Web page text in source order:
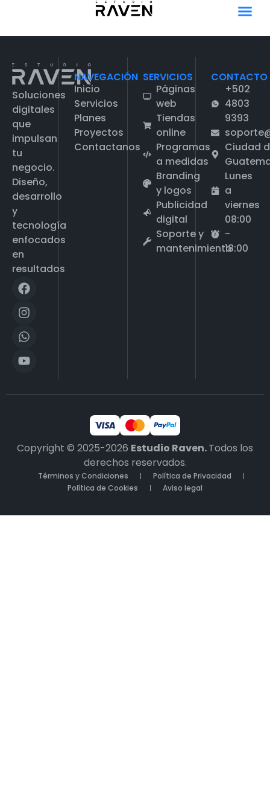
Soluciones
digitales
que
impulsan
tu
negocio.
Diseño,
desarrollo
y
tecnología
enfocados
en
resultados
NAVEGACIÓN
Inicio
Servicios
Planes
Proyectos
Contactanos
SERVICIOS
Páginas
web
Tiendas
online
Programas
a medidas
Branding
y logos
Publicidad
digital
Soporte y
mantenimiento
CONTACTO
+502
4803
9393
Ciudad
Lunes
a
viernes
08:00
-
18:00
Copyright © 2025-2026 Estudio Raven.Todos los
derechos reservados.
Términos y Condiciones
Política de Privacidad
Política de Cookies
Aviso legal